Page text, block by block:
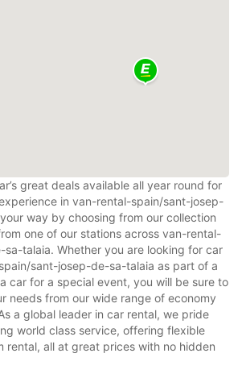
great deals available all year round for
in van-rental-spain/sant-josep-
way by choosing from our collection
one of our stations across van-rental-
talaia. Whether you are looking for car
sant-josep-de-sa-talaia as part of a
car for a special event, you will be sure to
needs from our wide range of economy
a global leader in car rental, we pride
world class service, offering flexible
rental, all at great prices with no hidden